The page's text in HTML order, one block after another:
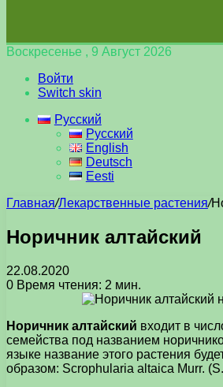
Воскресенье , 9 Август 2026
Войти
Switch skin
Русский
Русский
English
Deutsch
Eesti
Главная/Лекарственные растения/
Норичник алтайский
22.08.2020
0 Время чтения: 2 мин.
Норичник алтайский входит в
семейства под названием
языке название этого растения
образом: Scrophularia altaica Murr.